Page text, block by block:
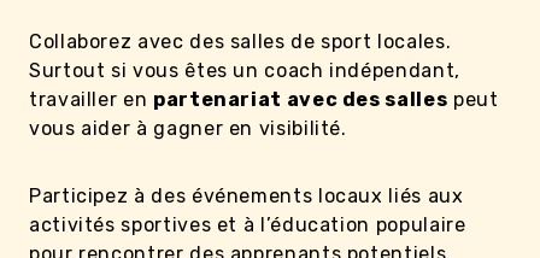
Collaborez avec des salles de sport locales.
Surtout si vous êtes un coach indépendant,
travailler en partenariat avec des salles peut
vous aider à gagner en visibilité.
Participez à des événements locaux liés aux
activités sportives et à l’éducation populaire
pour rencontrer des apprenants potentiels.